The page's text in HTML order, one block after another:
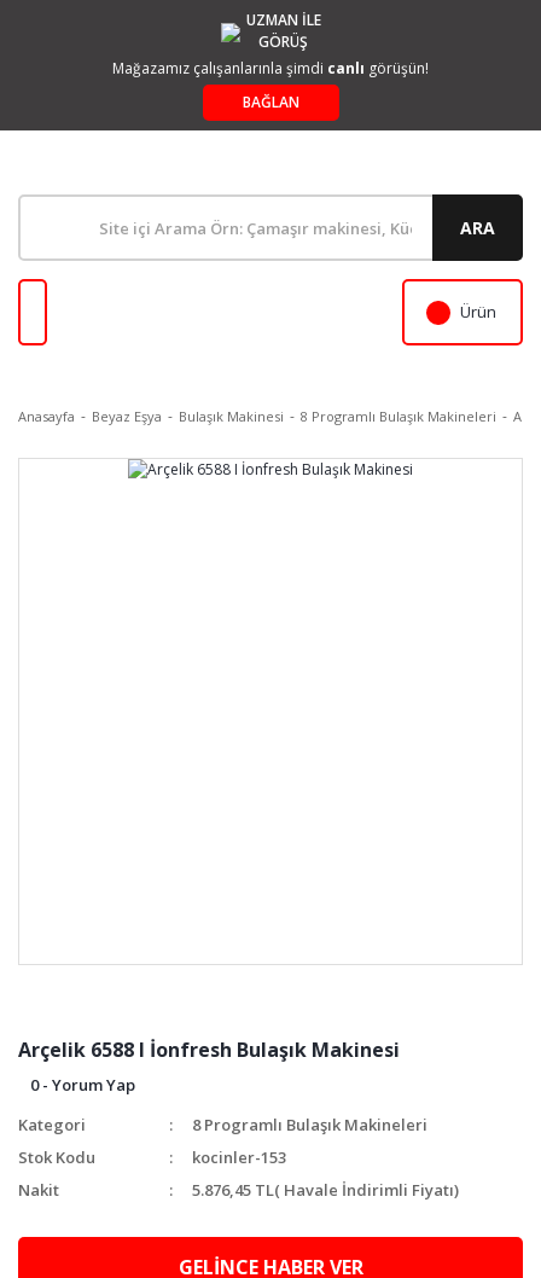
UZMAN İLE
GÖRÜŞ
Mağazamız çalışanlarınla şimdi canlı görüşün!
BAĞLAN
ARA
Ürün
Anasayfa Beyaz Eşya Bulaşık Makinesi 8 Programlı Bulaşık Makineleri
Arçelik 6588 I İonfresh Bulaşık Makinesi
0 - Yorum Yap
Kategori
8 Programlı Bulaşık Makineleri
Stok Kodu
kocinler-153
Nakit
5.876,45 TL( Havale İndirimli Fiyatı)
GELİNCE HABER VER